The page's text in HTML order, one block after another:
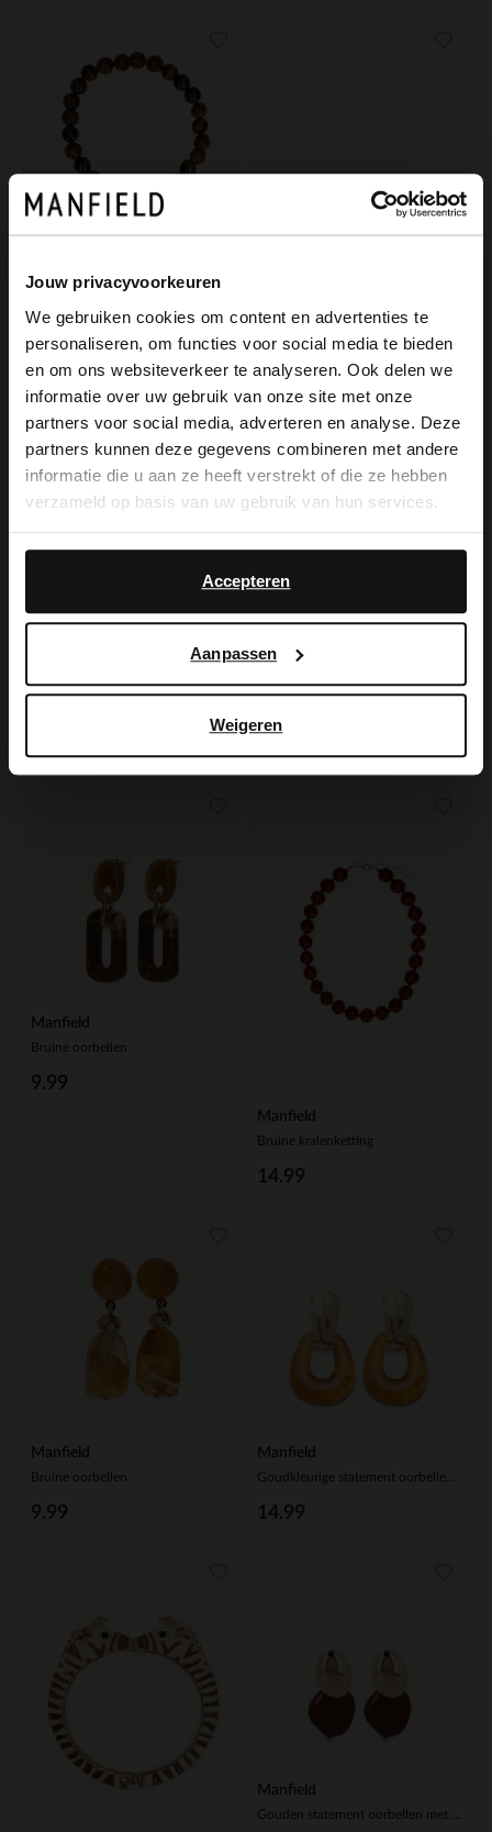
Jouw privacyvoorkeuren
We gebruiken cookies om content en advertenties te
personaliseren, om functies voor social media te bieden
en om ons websiteverkeer te analyseren. Ook delen we
informatie over uw gebruik van onze site met onze
partners voor social media, adverteren en analyse. Deze
partners kunnen deze gegevens combineren met andere
informatie die u aan ze heeft verstrekt of die ze hebben
verzameld op basis van uw gebruik van hun services.
Accepteren
Aanpassen
Weigeren
Bruine heren kralen armband
19.99
Manfield
Bruine leren heren armband
Manfield Manfield
Manfield
Bruine oorbellen
9.99
Manfield
Bruine kralenketting
14.99
Manfield
Bruine oorbellen
9.99
Manfield
14.99
Manfield
×
View this website in English?
It looks like your language isn't Dutch. Would
you like to switch to English?
English